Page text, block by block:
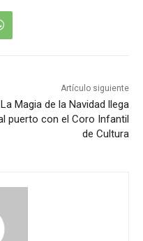
Artículo siguiente
La Magia de la Navidad llega
puerto con el Coro Infantil
de Cultura